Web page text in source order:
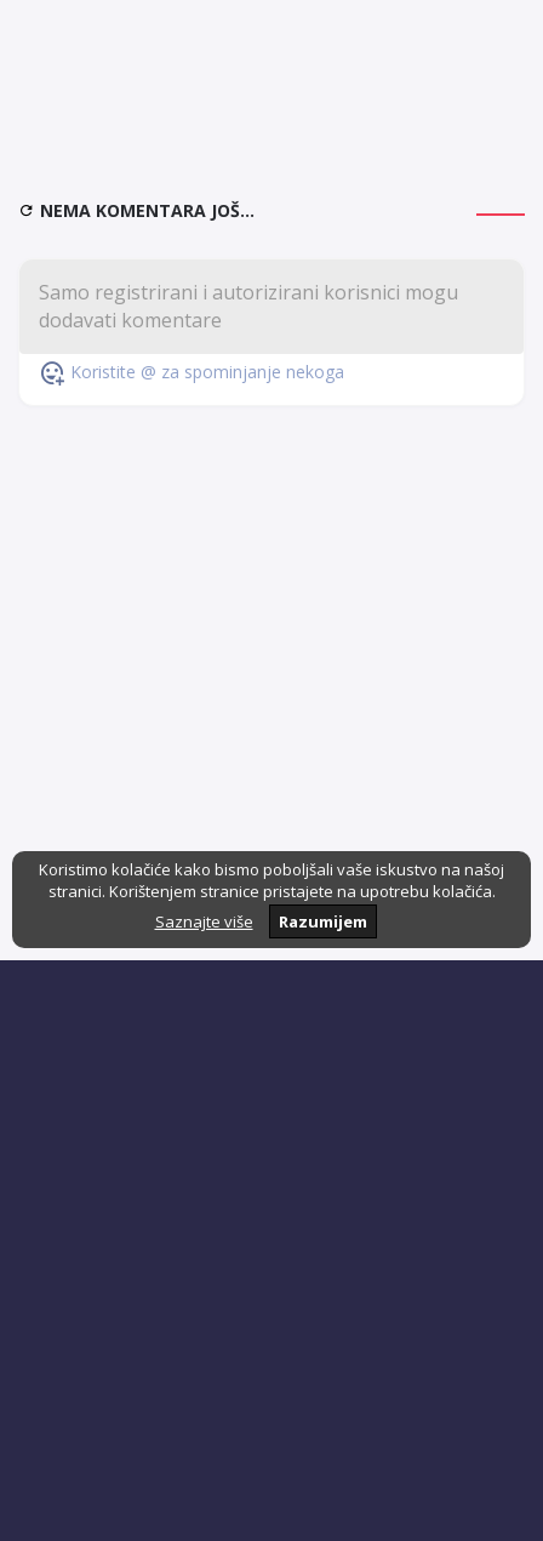
NEMA KOMENTARA JOŠ...
Koristite @ za spominjanje nekoga
Koristimo kolačiće kako bismo poboljšali vaše iskustvo na našoj
stranici. Korištenjem stranice pristajete na upotrebu kolačića.
Saznajte više
Razumijem